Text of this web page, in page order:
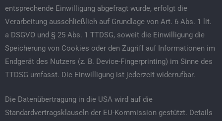
entsprechende Einwilligung abgefragt wurde, erfolgt die
Verarbeitung ausschließlich auf Grundlage von Art. 6 Abs. 1 lit.
a DSGVO und § 25 Abs. 1 TTDSG, soweit die Einwilligung die
Speicherung von Cookies oder den Zugriff auf Informationen im
Endgerät des Nutzers (z. B. Device-Fingerprinting) im Sinne des
TTDSG umfasst. Die Einwilligung ist jederzeit widerrufbar.
Die Datenübertragung in die USA wird auf die
Standardvertragsklauseln der EU-Kommission gestützt. Details